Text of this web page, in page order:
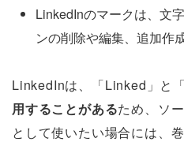
LinkedInのマークは、文
ンの削除や編集、追加作
LinkedInは、「Linked」と
用することがあるため、ソ
として使いたい場合には、